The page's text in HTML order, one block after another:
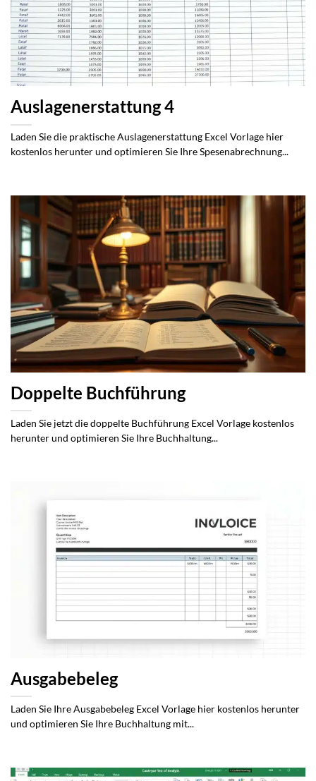
Auslagenerstattung 4
Laden Sie die praktische Auslagenerstattung Excel Vorlage hier
kostenlos herunter und optimieren Sie Ihre Spesenabrechnung...
Doppelte Buchführung
Laden Sie jetzt die doppelte Buchführung Excel Vorlage kostenlos
herunter und optimieren Sie Ihre Buchhaltung...
Ausgabebeleg
Laden Sie Ihre Ausgabebeleg Excel Vorlage hier kostenlos herunter
und optimieren Sie Ihre Buchhaltung mit...